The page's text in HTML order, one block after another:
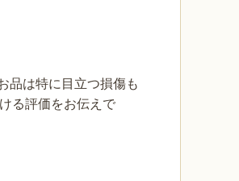
品は特に目立つ損傷も
る評価をお伝えで